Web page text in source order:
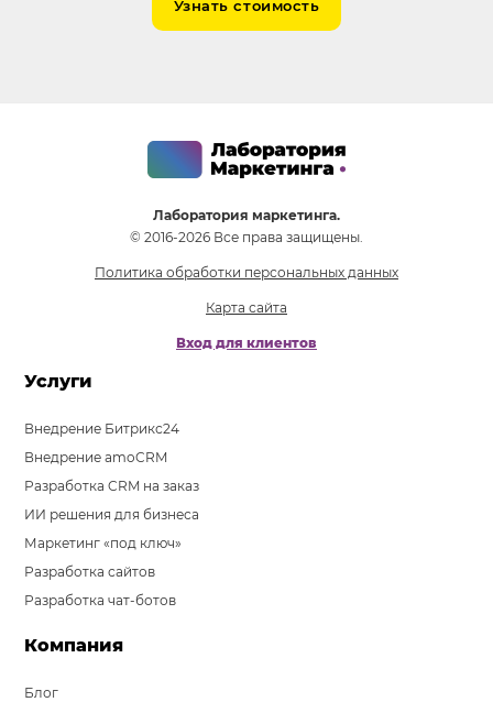
Узнать стоимость
Лаборатория маркетинга.
© 2016-2026 Все права защищены.
Политика обработки персональных данных
Карта сайта
Вход для клиентов
Услуги
Внедрение Битрикс24
Внедрение amoCRM
Разработка CRM на заказ
ИИ решения для бизнеса
Маркетинг «под ключ»
Разработка сайтов
Разработка чат-ботов
Компания
Блог